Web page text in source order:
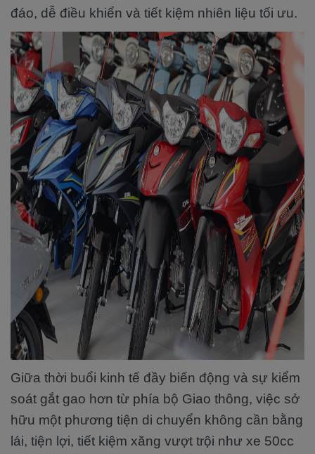
đáo, dễ điều khiển và tiết kiệm nhiên liệu tối ưu.
Giữa thời buổi kinh tế đầy biến động và sự kiểm
soát gắt gao hơn từ phía bộ Giao thông, việc sở
hữu một phương tiện di chuyển không cần bằng
lái, tiện lợi, tiết kiệm xăng vượt trội như xe 50cc